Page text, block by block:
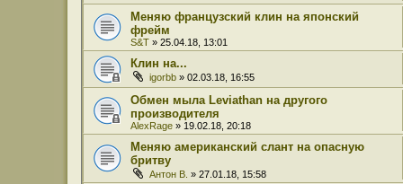
Меняю французский клин на японский
фрейм
S&T » 25.04.18, 13:01
Клин на...
igorbb » 02.03.18, 16:55
Обмен мыла Leviathan на другого
производителя
AlexRage » 19.02.18, 20:18
Меняю американский слант на опасную
бритву
Антон В. » 27.01.18, 15:58